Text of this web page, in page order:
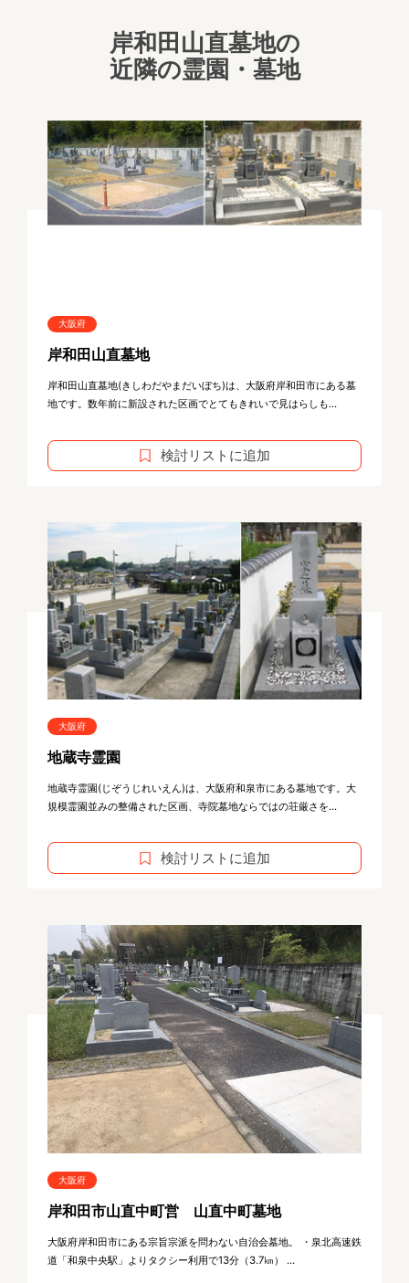
岸和田山直墓地の
近隣の霊園・墓地
大阪府
岸和田山直墓地
岸和田山直墓地(きしわだやまだいぼち)は、大阪府岸和田市にある墓
地です。数年前に新設された区画でとてもきれいで見はらしも...
検討リストに追加
大阪府
地蔵寺霊園
地蔵寺霊園(じぞうじれいえん)は、大阪府和泉市にある墓地です。大
規模霊園並みの整備された区画、寺院墓地ならではの荘厳さを...
検討リストに追加
大阪府
岸和田市山直中町営 山直中町墓地
大阪府岸和田市にある宗旨宗派を問わない自治会墓地。 ・泉北高速鉄
道「和泉中央駅」よりタクシー利用で13分（3.7㎞） ...